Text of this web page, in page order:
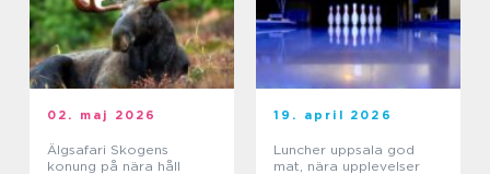
02. maj 2026
Älgsafari Skogens
konung på nära håll
19. april 2026
Luncher uppsala god
mat, nära upplevelser